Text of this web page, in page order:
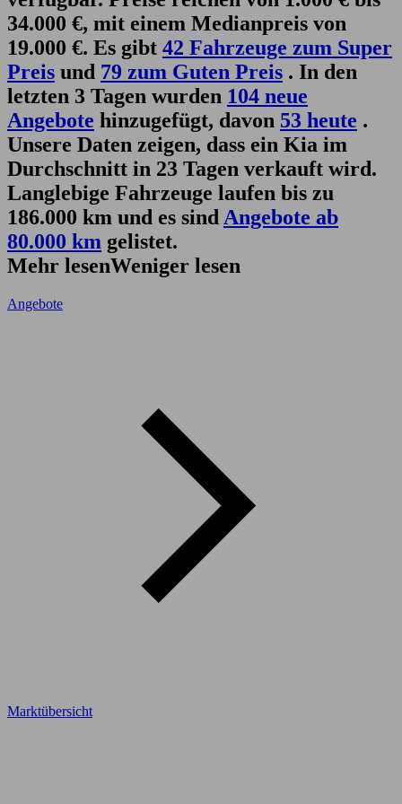
34.000 €, mit einem Medianpreis von
19.000 €. Es gibt 42 Fahrzeuge zum Super
Preis und 79 zum Guten Preis . In den
letzten 3 Tagen wurden 104 neue
Angebote hinzugefügt, davon 53 heute .
Unsere Daten zeigen, dass ein Kia im
Durchschnitt in 23 Tagen verkauft wird.
Langlebige Fahrzeuge laufen bis zu
186.000 km und es sind Angebote ab
80.000 km gelistet.
Mehr lesenWeniger lesen
Angebote
Marktübersicht